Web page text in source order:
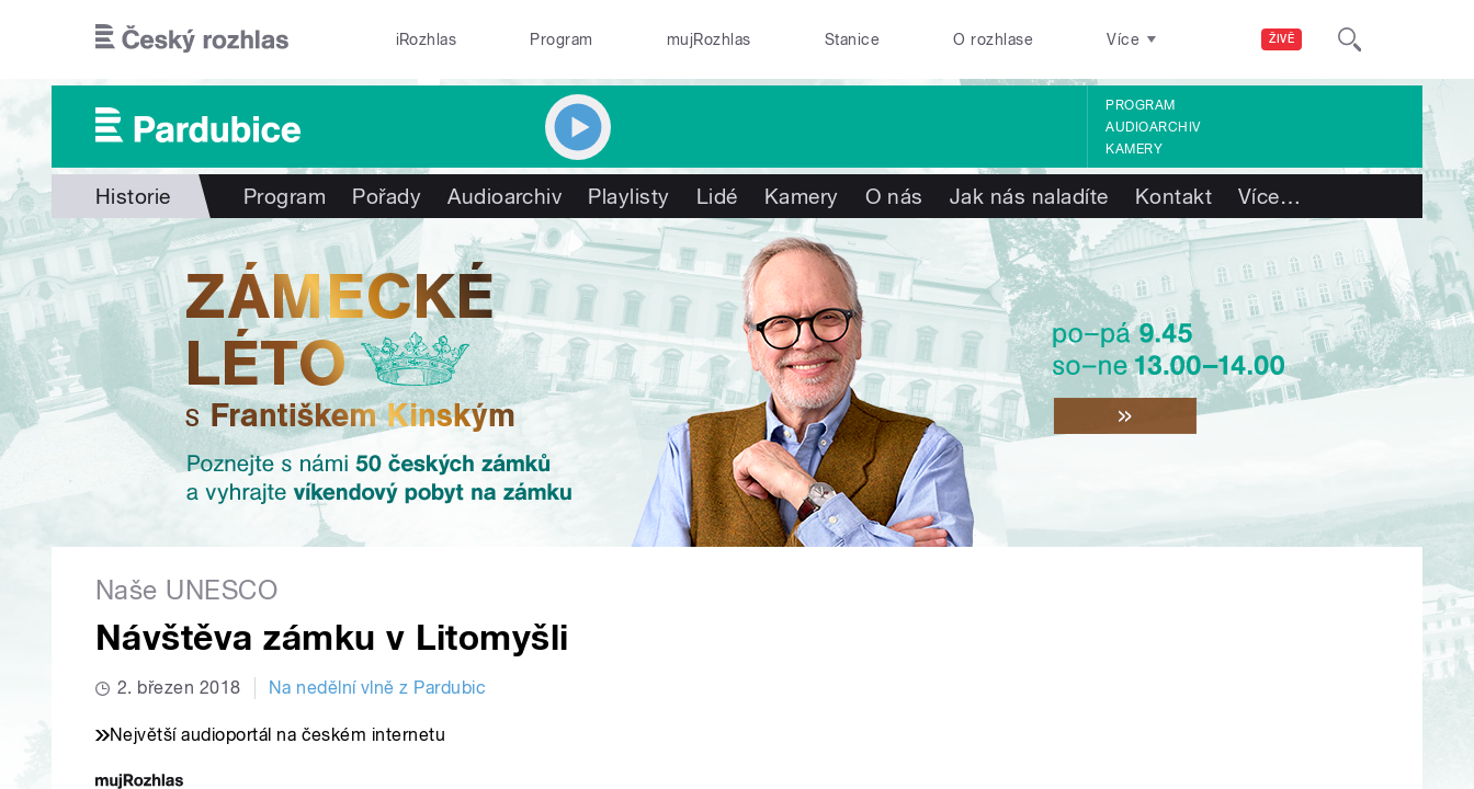
ŽIVĚ
iRozhlas Program mujRozhlas Stanice O rozhlase Více
PROGRAM
AUDIOARCHIV
KAMERY
Historie Program Pořady Audioarchiv Playlisty Lidé Kamery O nás Jak nás naladíte Kontakt Více…
Naše UNESCO
Návštěva zámku v Litomyšli
2. březen 2018 Na nedělní vlně z Pardubic
Největší audioportál na českém internetu